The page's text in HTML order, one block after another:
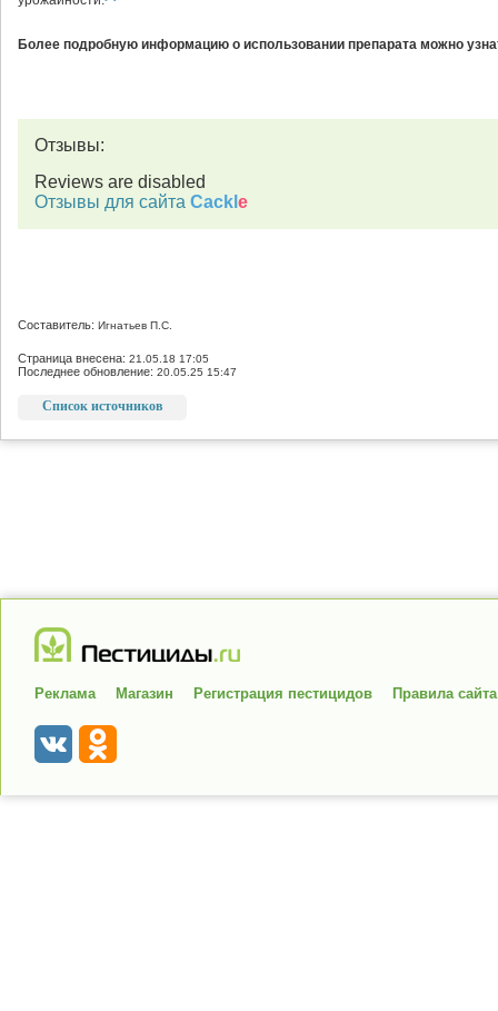
Более подробную информацию о использовании препарата можно
Отзывы:
Reviews are disabled
Отзывы для сайта Cackl e
Составитель: Игнатьев П.С.
Страница внесена: 21.05.18 17:05
Последнее обновление: 20.05.25 15:47
Список источников
Реклама Магазин Регистрация пестицидов Правила сайта